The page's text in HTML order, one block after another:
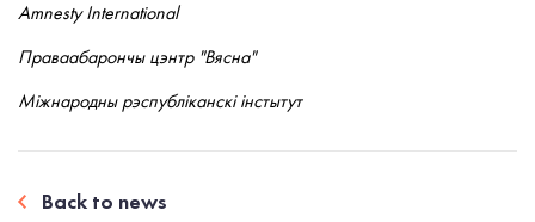
Amnesty International
Праваабарончы цэнтр "Вясна"
Міжнародны рэспубліканскі інстытут
Back to news